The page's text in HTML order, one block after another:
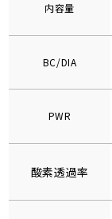
内容量
BC/DIA
PWR
酸素透過率